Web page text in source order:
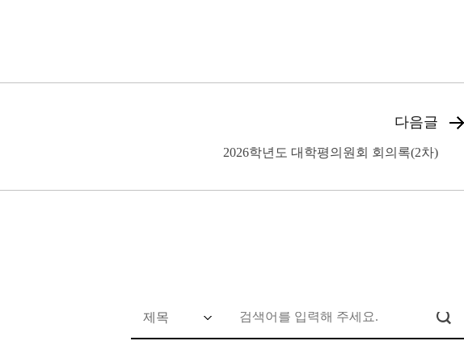
다음글
2026학년도 대학평의원회 회의록(2차)